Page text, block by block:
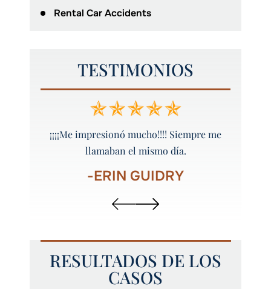
Rental Car Accidents
TESTIMONIOS
¡¡¡¡Me impresionó mucho!!!! Siempre me
llamaban el mismo día.
-ERIN GUIDRY
RESULTADOS DE LOS
CASOS